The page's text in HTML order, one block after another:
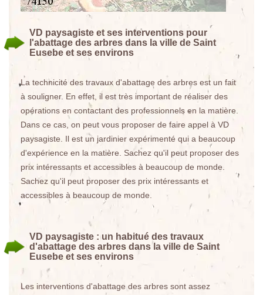
VD paysagiste et ses interventions pour
l'abattage des arbres dans la ville de Saint
Eusebe et ses environs
La technicité des travaux d'abattage des arbres est un fait
à souligner. En effet, il est très important de réaliser des
opérations en contactant des professionnels en la matière.
Dans ce cas, on peut vous proposer de faire appel à VD
paysagiste. Il est un jardinier expérimenté qui a beaucoup
d'expérience en la matière. Sachez qu'il peut proposer des
prix intéressants et accessibles à beaucoup de monde.
Sachez qu'il peut proposer des prix intéressants et
accessibles à beaucoup de monde.
VD paysagiste : un habitué des travaux
d'abattage des arbres dans la ville de Saint
Eusebe et ses environs
Les interventions d'abattage des arbres sont assez